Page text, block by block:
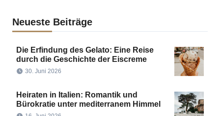
Neueste Beiträge
Die Erfindung des Gelato: Eine Reise
durch die Geschichte der Eiscreme
30. Juni 2026
Heiraten in Italien: Romantik und
Bürokratie unter mediterranem Himmel